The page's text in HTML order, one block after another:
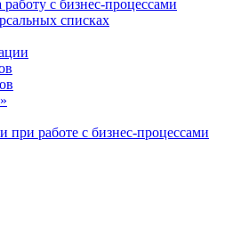
с бизнес-процессами
списках
при работе с бизнес-процессами